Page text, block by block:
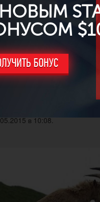
БОНУС
H4, 07.05.2015г.
в 10:08.